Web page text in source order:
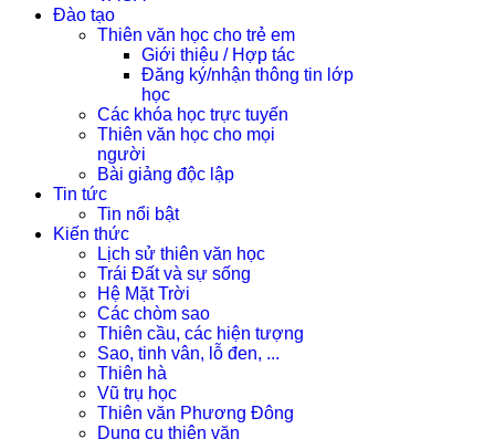
Đào tạo
Thiên văn học cho trẻ em
Giới thiệu / Hợp tác
Đăng ký/nhận thông tin lớp
học
Các khóa học trực tuyến
Thiên văn học cho mọi
người
Bài giảng độc lập
Tin tức
Tin nổi bật
Kiến thức
Lịch sử thiên văn học
Trái Đất và sự sống
Hệ Mặt Trời
Các chòm sao
Thiên cầu, các hiện tượng
Sao, tinh vân, lỗ đen, ...
Thiên hà
Vũ trụ học
Thiên văn Phương Đông
Dụng cụ thiên văn